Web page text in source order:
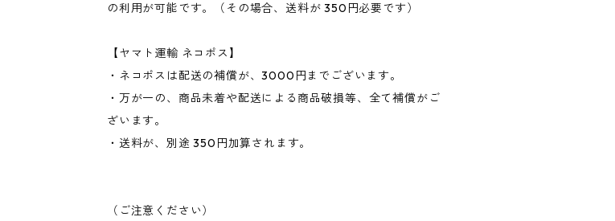
の利用が可能です。（その場合、送料が 350円必要です）
【ヤマト運輸 ネコポス】
・ネコポスは配送の補償が、3000円までございます。
・万が一の、商品未着や配送による商品破損等、全て補償がご
ざいます。
・送料が、別途 350円加算されます。
（ご注意ください）